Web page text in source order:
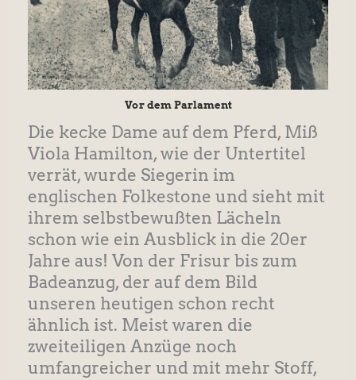
Vor dem Parlament
Die kecke Dame auf dem Pferd, Miß
Viola Hamilton, wie der Untertitel
verrät, wurde Siegerin im
englischen Folkestone und sieht mit
ihrem selbstbewußten Lächeln
schon wie ein Ausblick in die 20er
Jahre aus! Von der Frisur bis zum
Badeanzug, der auf dem Bild
unseren heutigen schon recht
ähnlich ist. Meist waren die
zweiteiligen Anzüge noch
umfangreicher und mit mehr Stoff,